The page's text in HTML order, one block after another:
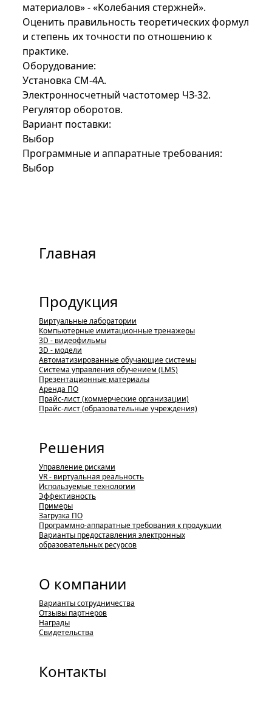
материалов» - «Колебания стержней».
Оценить правильность теоретических формул
и степень их точности по отношению к
практике.
Оборудование:
Установка СМ-4А.
Электронносчетный частотомер ЧЗ-32.
Регулятор оборотов.
Вариант поставки:
Выбор
Программные и аппаратные требования:
Выбор
Главная
Продукция
Виртуальные лаборатории
Компьютерные имитационные тренажеры
3D - видеофильмы
3D - модели
Автоматизированные обучающие системы
Система управления обучением (LMS)
Презентационные материалы
Аренда ПО
Прайс-лист (коммерческие организации)
Прайс-лист (образовательные учреждения)
Решения
Управление рисками
VR - виртуальная реальность
Используемые технологии
Эффективность
Примеры
Загрузка ПО
Программно-аппаратные требования к продукции
Варианты предоставления электронных
образовательных ресурсов
О компании
Варианты сотрудничества
Отзывы партнеров
Награды
Свидетельства
Контакты